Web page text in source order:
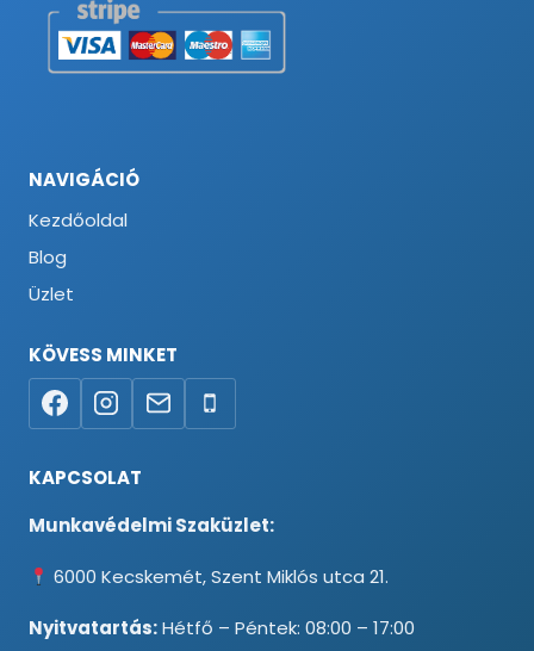
NAVIGÁCIÓ
Kezdőoldal
Blog
Üzlet
KÖVESS MINKET
KAPCSOLAT
Munkavédelmi Szaküzlet:
6000 Kecskemét, Szent Miklós utca 21.
Nyitvatartás:Hétfő – Péntek: 08:00 – 17:00